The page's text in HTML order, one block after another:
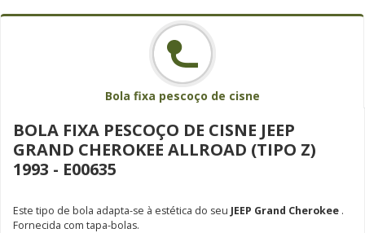
Bola fixa pescoço de cisne
BOLA FIXA PESCOÇO DE CISNE JEEP
GRAND CHEROKEE ALLROAD (TIPO Z)
1993 - E00635
Este tipo de bola adapta-se à estética do seu JEEP Grand Cherokee .
Fornecida com tapa-bolas.